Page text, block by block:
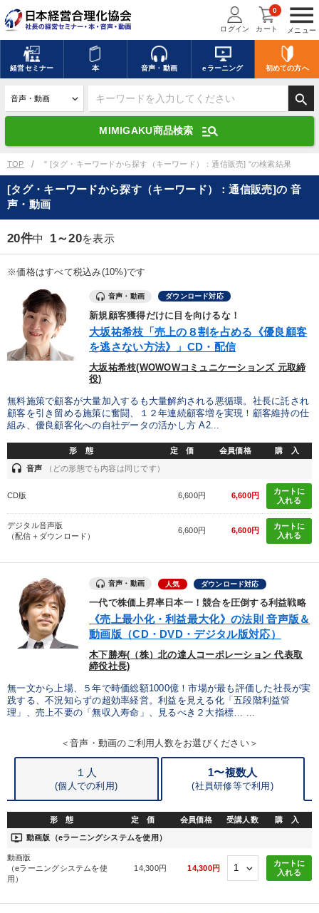
menu
メニュー
ログイン カート
0
経営セミナー 本 音声・動画 eラーニング 初めての方へ
search
MIMIGAKU商品検索 manage_search
キーワードを入力して探す
デジタル版対応のみ検索結果に表示する
search 上記の条件で検索
mic 講演収録物を探す
全国経営者セミナー講演収録物（全1315タイトル）からお探しいただけ
ます
優秀各社の智恵と戦略 事業家のロマンと経営
若手異才経営者の発想
テーマ
最新技術・トレンド 歴史・古典に学ぶ実務講話
2026年夏季全国経営者セミナー収録講演ＣＤ・講演ＤＶＤ・デジ
【1月】音声・映像 147回春季大会
業種
製造業 卸売・小売・飲食業 建設・不動産業
IT・サービス・金融業 コンサルタント 専門家
キーワード
松下幸之助 インフレ対策・値上げ
運勢・先見
全国経営者セミナー収録物以外の経営教材（全762タイトル）からお探
しいただけます
TOP " [タグ・キーワードから探す（キーワード）：通信販売] "の検索結果
[タグ・キーワードから探す（キーワード）：通信販売]の 音
声・動画
20件中 1～20を表示
※価格はすべて税込み(10%)です
音声・動画 ダウンロード対応
新規顧客獲得だけに目を向けるな！
大坂祐希枝「売上の８割を占める《優良顧客
を逃さない方法》」CD・配信
大坂祐希枝(WOWOWコミュニケーションズ 元取締
役)
無料施策で顧客が大量加入するも大量解約される悪循環。社長に託され
顧客を引き留める施策に奮闘、１２年連続顧客増を実現！顧客維持の仕
組み、優良顧客化への自社データの活かし方 A2...
形 態 定 価 会員価格 購 入
headset 音声 （どの形態でも内容は同じです）
CD版 6,600円 6,600円
カートに
入れる
デジタル音声版
（配信＋ダウンロード）
6,600円 6,600円
カートに
入れる
音声・動画 人気 ダウンロード対応
一代で株価上昇率日本一！競合を圧倒する利益戦略
《売上最小化・利益最大化》の法則 音声版＆
動画版（CD・DVD・デジタル版対応）
木下勝寿(（株）北の達人コーポレーション 代表取
締役社長)
無一文から上場、５年で時価総額1000億！市場が最も評価した社長が実
践する、不況知らずの超効率経営。利益を見える化「五段階利益管
理」、売上不要の「無収入寿命」、見るべき２大指標… ...
＜音声・動画のご利用人数をお選びください＞
１人
(個人での利用)
1〜複数人
(社員研修等で利用)
形 態 定 価 会員価格 受講人数 購 入
ondemand_video 動画版（eラーニングシステムを使用）
動画版
（eラーニングシステムを使
用）
14,300円 14,300円
カートに
入れる